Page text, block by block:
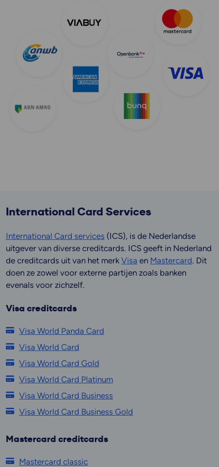
International Card Services
International Card services (ICS), is de Nederlandse
uitgever van diverse creditcards. ICS geeft in Nederland
de creditcards uit van het merk Visa en Mastercard. Dit
doen ze zowel voor externe partijen zoals banken
evenals voor zichzelf.
Visa creditcards
Visa World Panda Card
Visa World Card
Visa World Card Gold
Visa World Card Platinum
Visa World Card Business
Visa World Card Business Gold
Mastercard creditcards
Mastercard classic